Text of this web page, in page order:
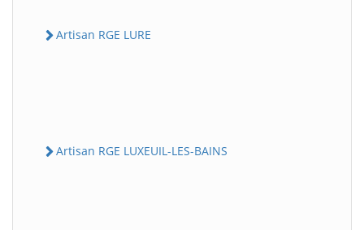
Artisan RGE LURE
Artisan RGE LUXEUIL-LES-BAINS